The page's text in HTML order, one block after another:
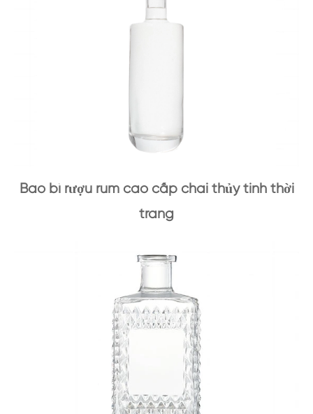
Bao bì rượu rum cao cấp chai thủy tinh thời
trang